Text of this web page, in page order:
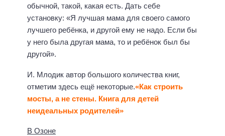
обычной, такой, какая есть. Дать себе
установку: «Я лучшая мама для своего самого
лучшего ребёнка, и другой ему не надо. Если бы
у него была другая мама, то и ребёнок был бы
другой».
И. Млодик автор большого количества книг,
отметим здесь ещё некоторые.«Как строить
мосты, а не стены. Книга для детей
неидеальных родителей»
В Озоне